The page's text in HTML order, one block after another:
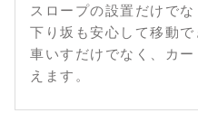
スロープの設置だけで
下り坂も安心して移動で
車いすだけでなく、カ
えます。